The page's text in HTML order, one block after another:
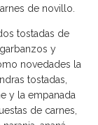
de novillo.
tostadas de
y
novedades la
tostadas,
y la empanada
de carnes,